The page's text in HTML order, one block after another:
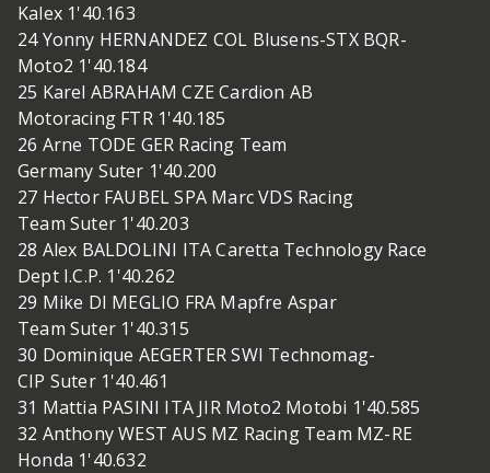
Kalex 1'40.163
24 Yonny HERNANDEZ COL Blusens-STX BQR-
Moto2 1'40.184
25 Karel ABRAHAM CZE Cardion AB
Motoracing FTR 1'40.185
26 Arne TODE GER Racing Team
Germany Suter 1'40.200
27 Hector FAUBEL SPA Marc VDS Racing
Team Suter 1'40.203
28 Alex BALDOLINI ITA Caretta Technology Race
Dept I.C.P. 1'40.262
29 Mike DI MEGLIO FRA Mapfre Aspar
Team Suter 1'40.315
30 Dominique AEGERTER SWI Technomag-
CIP Suter 1'40.461
31 Mattia PASINI ITA JIR Moto2 Motobi 1'40.585
32 Anthony WEST AUS MZ Racing Team MZ-RE
Honda 1'40.632